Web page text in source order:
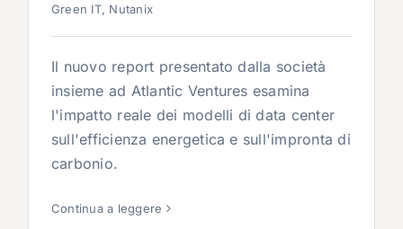
Green IT, Nutanix
Il nuovo report presentato dalla società
insieme ad Atlantic Ventures esamina
l'impatto reale dei modelli di data center
sull'efficienza energetica e sull'impronta di
carbonio.
Continua a leggere